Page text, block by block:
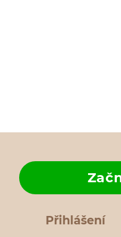
Přihlášení